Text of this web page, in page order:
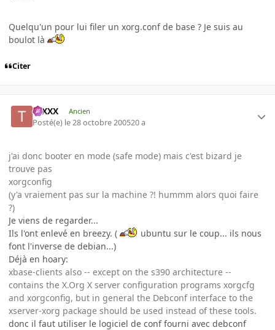
Quelqu'un pour lui filer un xorg.conf de base ? Je suis au
boulot là
Citer
tuXXX Ancien
Posté(e) le 28 octobre 200520 a
j'ai donc booter en mode (safe mode) mais c'est bizard je
trouve pas
xorgconfig
(y'a vraiement pas sur la machine ?! hummm alors quoi faire
?)
Je viens de regarder...
Ils l'ont enlevé en breezy. (
ubuntu sur le coup... ils nous
font l'inverse de debian...)
Déjà en hoary:
xbase-clients also -- except on the s390 architecture --
contains the X.Org X server configuration programs xorgcfg
and xorgconfig, but in general the Debconf interface to the
xserver-xorg package should be used instead of these tools.
donc il faut utiliser le logiciel de conf fourni avec debconf